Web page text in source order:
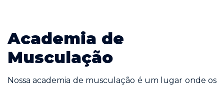
Academia de
Musculação
Nossa academia de musculação é um lugar onde os